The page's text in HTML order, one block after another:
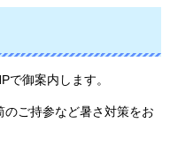
で御案内します。
ご持参など暑さ対策をお